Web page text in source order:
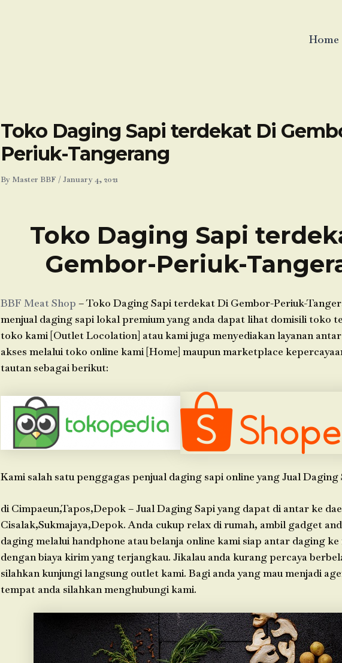
Home
Toko Daging Sapi terdekat Di
Periuk-Tangerang
By Master BBF /January 4, 2021
Toko Daging Sapi
Gembor-Periuk-
BBF Meat Shop – Toko Daging Sapi terdekat Di Gembor-Periuk-
menjual daging sapi lokal premium yang anda dapat lihat domisili toko
toko kami [Outlet Locolation] atau kami juga menyediakan layanan
akses melalui toko online kami [Home] maupun marketplace
tautan sebagai berikut:
Kami salah satu penggagas penjual daging sapi online yang Jual
di Cimpaeun,Tapos,Depok – Jual Daging Sapi yang dapat di antar ke
Cisalak,Sukmajaya,Depok. Anda cukup relax di rumah, ambil gadget
daging melalui handphone atau belanja online kami siap antar daging ke
dengan biaya kirim yang terjangkau. Jikalau anda kurang percaya
silahkan kunjungi langsung outlet kami. Bagi anda yang mau menjadi
tempat anda silahkan menghubungi kami.